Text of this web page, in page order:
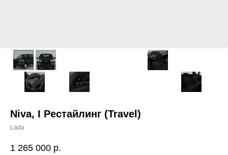
Niva, I Рестайлинг (Travel)
Lada
1 265 000 р.